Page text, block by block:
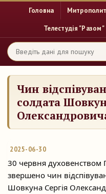
Головна Митрополит
Телестудія "Разом"
Чин
солдата
2025-06-30
30 червня духовенством
звершено чин
Шовкуна Сергія